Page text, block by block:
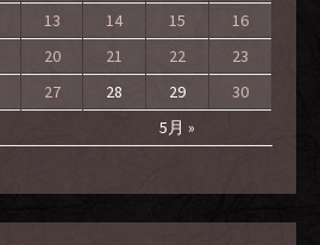
5月 »
13 14 15
16
20 21 22
23
27 28 29 30